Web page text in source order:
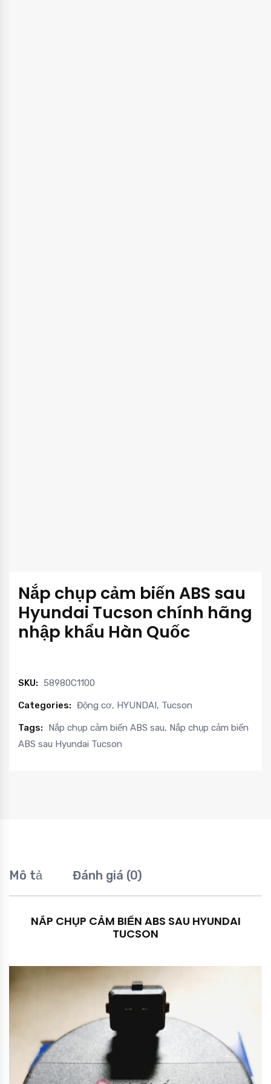
Nắp chụp cảm biến ABS sau
Hyundai Tucson chính hãng
nhập khẩu Hàn Quốc
SKU: 58980C1100
Categories: Động cơ, HYUNDAI, Tucson
Tags: Nắp chụp cảm biến ABS sau, Nắp chụp cảm biến
ABS sau Hyundai Tucson
Mô tả Đánh giá (0)
NẮP CHỤP CẢM BIẾN ABS SAU HYUNDAI
TUCSON